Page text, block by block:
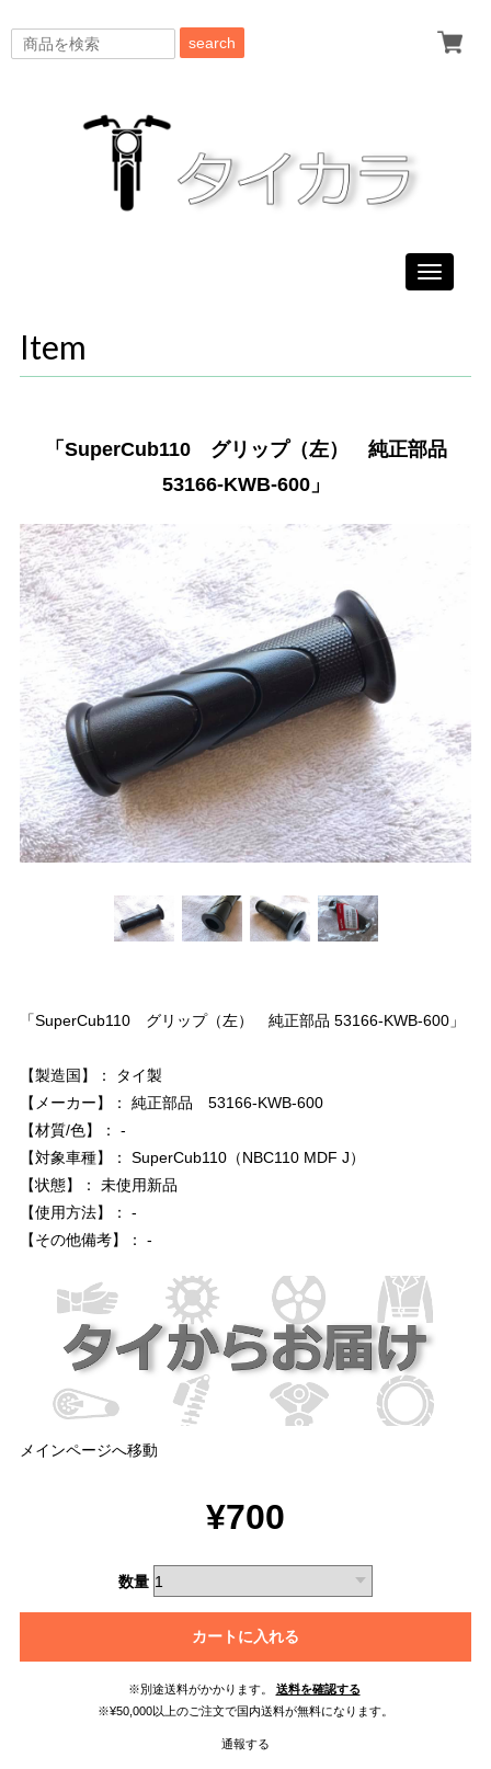
search
Toggle
Item
「SuperCub110 グリップ（左） 純正部品
53166-KWB-600」
「SuperCub110 グリップ（左） 純正部品 53166-KWB-600」
【製造国】： タイ製
【メーカー】： 純正部品 53166-KWB-600
【材質/色】： -
【対象車種】： SuperCub110（NBC110 MDF J）
【状態】： 未使用新品
【使用方法】： -
【その他備考】： -
メインページへ移動
¥700
数量
カートに入れる
※別途送料がかかります。
送料を確認する
※¥50,000以上のご注文で国内送料が無料になります。
通報する